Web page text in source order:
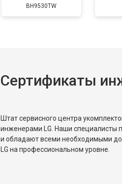
BH9530TW
Сертификаты
Штат сервисного центра
инженерами LG. Наши специалисты
и обладают всеми необходимыми
LG на профессиональном уровне.